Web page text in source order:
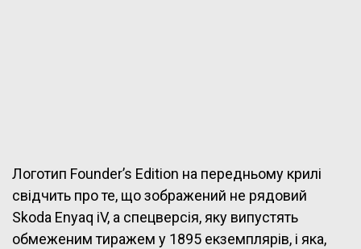
Логотип Founder’s Edition на передньому крилі
свідчить про те, що зображений не рядовий
Skoda Enyaq iV, а спецверсія, яку випустять
обмеженим тиражем у 1895 екземплярів, і яка,